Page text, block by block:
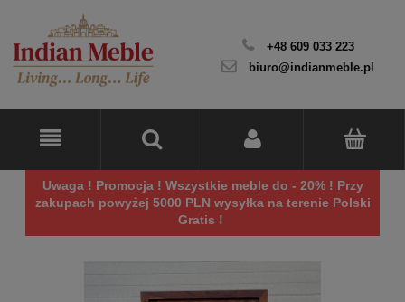
+48 609 033 223
biuro@indianmeble.pl
Uwaga ! Promocja ! Wszystkie meble do - 20% ! Przy
zakupach powyżej 5000 PLN wysyłka na terenie Polski
Gratis !